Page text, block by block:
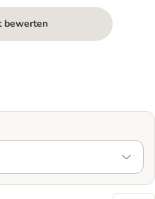
bewerten